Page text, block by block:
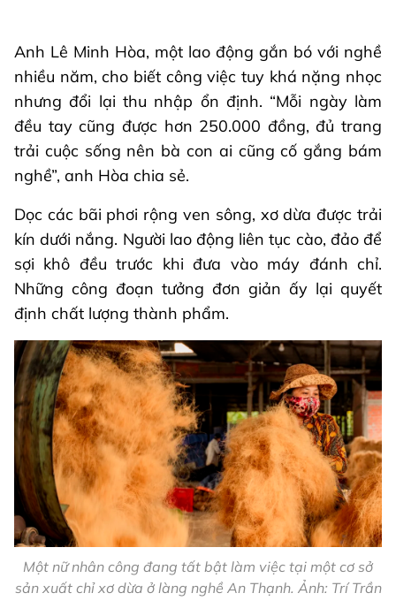
Anh Lê Minh Hòa, một lao động gắn bó với nghề
nhiều năm, cho biết công việc tuy khá nặng nhọc
nhưng đổi lại thu nhập ổn định. “Mỗi ngày làm
đều tay cũng được hơn 250.000 đồng, đủ trang
trải cuộc sống nên bà con ai cũng cố gắng bám
nghề”, anh Hòa chia sẻ.
Dọc các bãi phơi rộng ven sông, xơ dừa được trải
kín dưới nắng. Người lao động liên tục cào, đảo để
sợi khô đều trước khi đưa vào máy đánh chỉ.
Những công đoạn tưởng đơn giản ấy lại quyết
định chất lượng thành phẩm.
Một nữ nhân công đang tất bật làm việc tại một cơ sở
sản xuất chỉ xơ dừa ở làng nghề An Thạnh. Ảnh: Trí Trần